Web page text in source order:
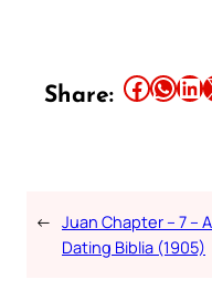
Share: Share this article on Facebook Share this article on WhatsApp Share this article on LinkedIn Share
← Juan Chapter – 7 –
Dating Biblia (1905)